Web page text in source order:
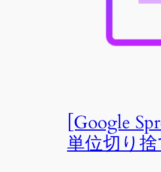
[Google
単位切り